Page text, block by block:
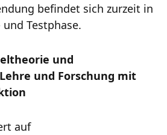
befindet sich zurzeit in
Testphase.
und
und Forschung mit
auf